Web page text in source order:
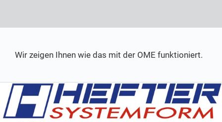
Wir zeigen Ihnen wie das mit der OME funktioniert.